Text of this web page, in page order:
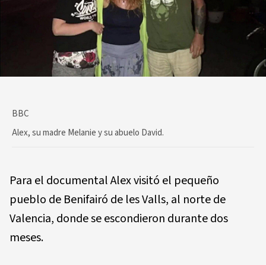
BBC
Alex, su madre Melanie y su abuelo David.
Para el documental Alex visitó el pequeño
pueblo de Benifairó de les Valls, al norte de
Valencia, donde se escondieron durante dos
meses.